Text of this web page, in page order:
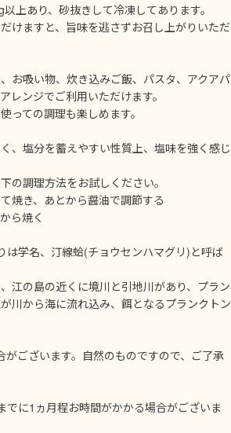
上あり、砂抜きして冷凍してあります。
けますと、旨味を逃さずお召し上がりいただ
お吸い物、炊き込みご飯、パスタ、アクアパ
レンジでご利用いただけます。
っての調理も楽しめます。
、塩分を蓄えやすい性質上、塩味を強く感じ
の調理方法をお試しください。
焼き、あとから醤油で調節する
ら焼く
は学名、汀線蛤(チョウセンハマグリ)と呼ば
江の島の近くに境川と引地川があり、プラン
川から海に流れ込み、餌となるプランクトン
がございます。自然のものですので、ご了承
でに1ヵ月程お時間がかかる場合がございま